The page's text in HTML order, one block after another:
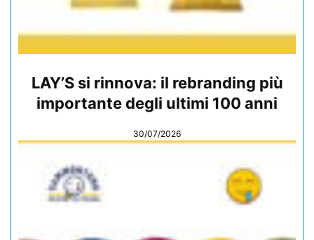
LAY’S si rinnova: il rebranding più
importante degli ultimi 100 anni
30/07/2026